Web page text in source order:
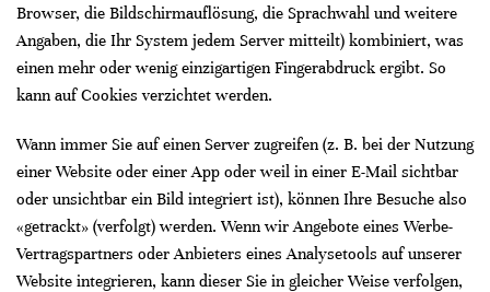
Browser, die Bildschirmauflösung, die Sprachwahl und weitere
Angaben, die Ihr System jedem Server mitteilt) kombiniert, was
einen mehr oder wenig einzigartigen Fingerabdruck ergibt. So
kann auf Cookies verzichtet werden.
Wann immer Sie auf einen Server zugreifen (z. B. bei der Nutzung
einer Website oder einer App oder weil in einer E-Mail sichtbar
oder unsichtbar ein Bild integriert ist), können Ihre Besuche also
«getrackt» (verfolgt) werden. Wenn wir Angebote eines Werbe-
Vertragspartners oder Anbieters eines Analysetools auf unserer
Website integrieren, kann dieser Sie in gleicher Weise verfolgen,